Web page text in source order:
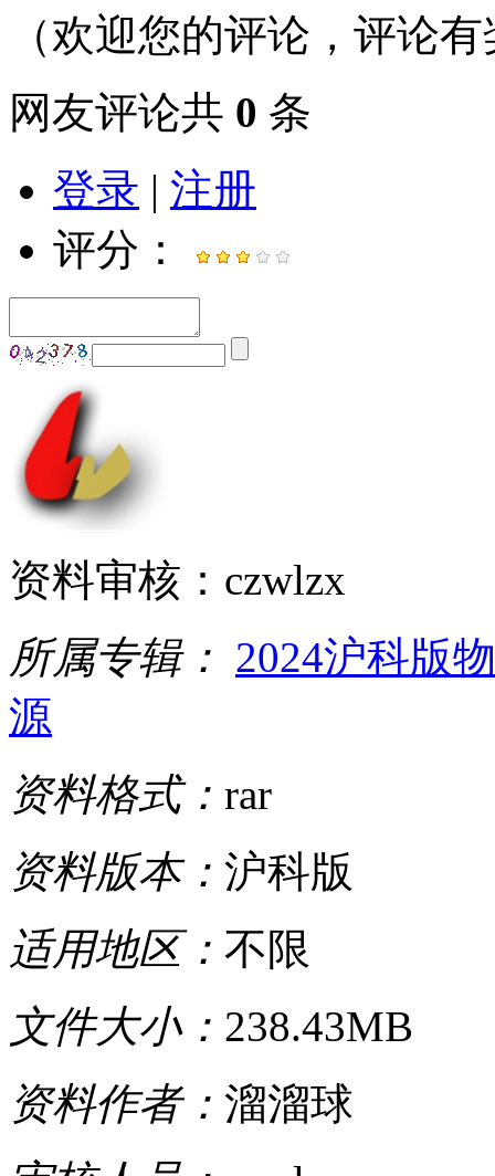
（欢迎您的评论，评论
网友评论共 0 条
登录 | 注册
评分：
资料审核：czwlzx
所属专辑： 2024沪科版
源
资料格式： rar
资料版本： 沪科版
适用地区： 不限
文件大小： 238.43MB
资料作者： 溜溜球